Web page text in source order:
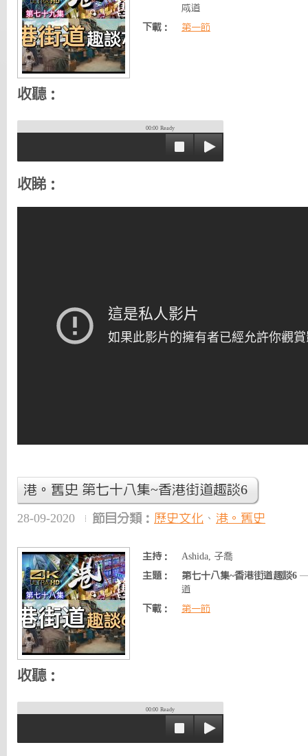
咸道
下載：
第一節
收聽：
00:00 Ready
收睇：
港。舊史 第七十八集~香港街道趣談6
28-09-2020 節目分類： 歷史文化 、 港。舊史
主持：
Ashida, 子喬
主題：
第七十八集~香港街道趣談6 —
道
下載：
第一節
收聽：
00:00 Ready